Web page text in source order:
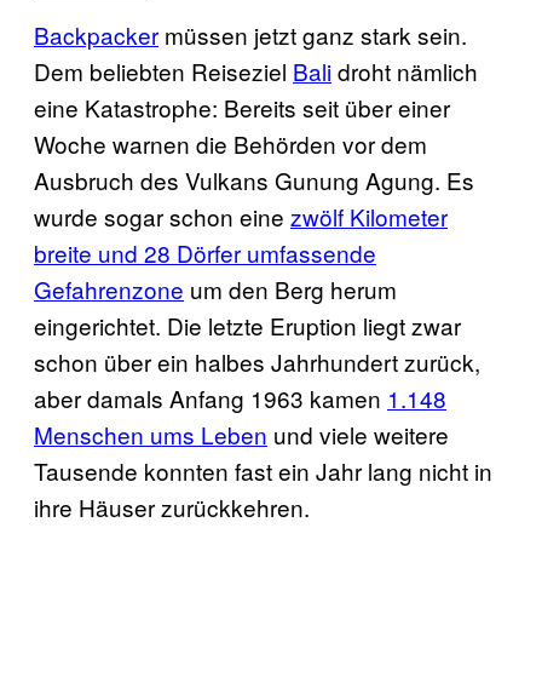
Backpacker müssen jetzt ganz stark sein.
Dem beliebten Reiseziel Balidroht nämlich
eine Katastrophe: Bereits seit über einer
Woche warnen die Behörden vor dem
Ausbruch des Vulkans Gunung Agung. Es
wurde sogar schon eine zwölf Kilometer
breite und 28 Dörfer umfassende
Gefahrenzone um den Berg herum
eingerichtet. Die letzte Eruption liegt zwar
schon über ein halbes Jahrhundert zurück,
aber damals Anfang 1963 kamen 1.148
Menschen ums Leben und viele weitere
Tausende konnten fast ein Jahr lang nicht in
ihre Häuser zurückkehren.